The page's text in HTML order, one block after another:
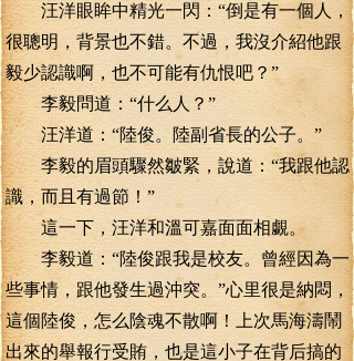
汪洋眼眸中精光一閃：“倒是有一個人，
很聰明，背景也不錯。不過，我沒介紹他跟
毅少認識啊，也不可能有仇恨吧？”
李毅問道：“什么人？”
汪洋道：“陸俊。陸副省長的公子。”
李毅的眉頭驟然皺緊，說道：“我跟他認
識，而且有過節！”
這一下，汪洋和溫可嘉面面相覷。
李毅道：“陸俊跟我是校友。曾經因為一
些事情，跟他發生過沖突。”心里很是納悶，
這個陸俊，怎么陰魂不散啊！上次馬海濤鬧
出來的舉報行受賄，也是這小子在背后搞的